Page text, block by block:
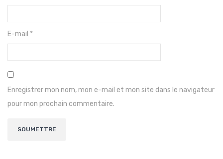
E-mail *
Enregistrer mon nom, mon e-mail et mon site dans le navigateur
pour mon prochain commentaire.